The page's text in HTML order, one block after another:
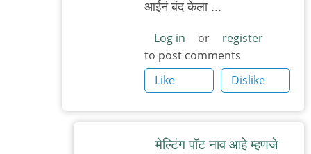
सामो
आईनं बंद केला ...
Log in or
register
to post comments
Like
Dislike
मेल्टिंग पॉट नाव आहे म्हणजे